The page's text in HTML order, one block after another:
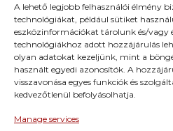
A lehető legjobb felhasználói élmény
technológiákat, például sütiket
eszközinformációkat tárolunk és/vagy
technológiákhoz adott hozzájárulás
olyan adatokat kezeljünk, mint a
használt egyedi azonosítók. A
visszavonása egyes funkciók és
kedvezőtlenül befolyásolhatja.
Manage services
HASZNOS LINKEK
Adatkezelési tájékoztató
Impresszum